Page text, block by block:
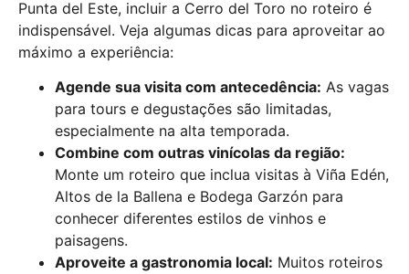
Punta del Este, incluir a Cerro del Toro no roteiro é
indispensável. Veja algumas dicas para aproveitar ao
máximo a experiência:
Agende sua visita com antecedência: As vagas
para tours e degustações são limitadas,
especialmente na alta temporada.
Combine com outras vinícolas da região:
Monte um roteiro que inclua visitas à Viña Edén,
Altos de la Ballena e Bodega Garzón para
conhecer diferentes estilos de vinhos e
paisagens.
Aproveite a gastronomia local: Muitos roteiros